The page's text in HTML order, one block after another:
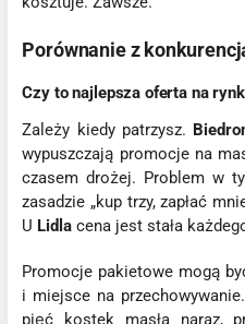
Porównanie z
Czy to najlepsza oferta na
Zależy kiedy patrzysz.
wypuszczają promocje na
czasem drożej. Problem w
zasadzie „kup trzy, zapłać
U Lidla cena jest stała
Promocje pakietowe mogą
i miejsce na
pięć kostek masła naraz,